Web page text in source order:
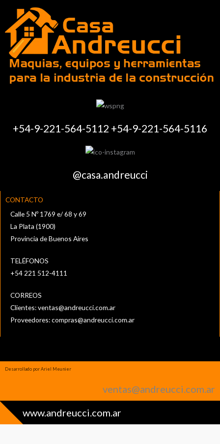
+54-9-221-564-5112 +54-9-221-564-5116
@casa.andreucci
CONTACTO
Calle 5 Nº 1769 e/ 68 y 69
La Plata (1900)
Provincia de Buenos Aires
TELÉFONOS
+54 221 512-4111‬
CORREOS
Clientes:ventas@andreucci.com.ar
Proveedores:compras@andreucci.com.ar
Desarrollado por Ariel Meunier
ventas@andreucci.com.ar
www.andreucci.com.ar